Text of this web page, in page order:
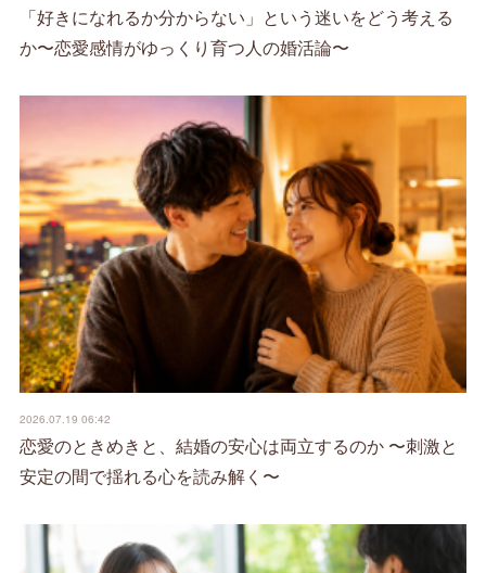
「好きになれるか分からない」という迷いをどう考える
か〜恋愛感情がゆっくり育つ人の婚活論〜
2026.07.19 06:42
恋愛のときめきと、結婚の安心は両立するのか 〜刺激と
安定の間で揺れる心を読み解く〜